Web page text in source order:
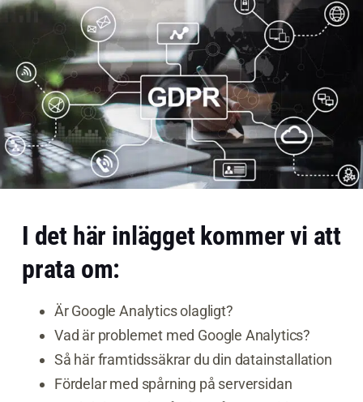
I det här inlägget kommer vi att
prata om:
Är Google Analytics olagligt?
Vad är problemet med Google Analytics?
Så här framtidssäkrar du din datainstallation
Fördelar med spårning på serversidan